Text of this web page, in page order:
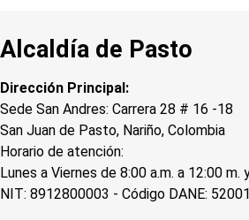
Alcaldía de Pasto
Dirección Principal:
Sede San Andres: Carrera 28 # 16 -18
San Juan de Pasto, Nariño, Colombia
Horario de atención:
Lunes a Viernes de 8:00 a.m. a 12:00 m.
NIT: 8912800003 - Código DANE: 52001